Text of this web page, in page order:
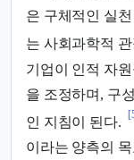
은 구체적인 실
는 사회과학적
기업이 인적 자
을 조정하며, 구
인 지침이 된다.
이라는 양측의